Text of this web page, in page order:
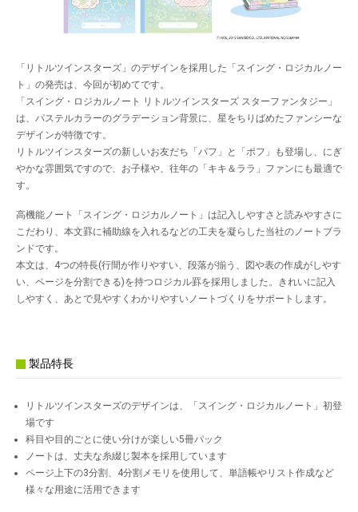
「リトルツインスターズ」のデザインを採用した「スイング・ロジカルノー
ト」の発売は、今回が初めてです。
「スイング・ロジカルノート リトルツインスターズ スターファンタジー」
は、パステルカラーのグラデーション背景に、星をちりばめたファンシーな
デザインが特徴です。
リトルツインスターズの新しいお友だち「パフ」と「ポフ」も登場し、にぎ
やかな雰囲気ですので、お子様や、往年の「キキ＆ララ」ファンにも最適で
す。
高機能ノート「スイング・ロジカルノート」は記入しやすさと読みやすさに
こだわり、本文罫に補助線を入れるなどの工夫を凝らした当社のノートブラ
ンドです。
本文は、4つの特長(行間が作りやすい、段落が揃う、図や表の作成がしやす
い、ページを分割できる)を持つロジカル罫を採用しました。きれいに記入
しやすく、あとで見やすくわかりやすいノートづくりをサポートします。
製品特長
リトルツインスターズのデザインは、「スイング・ロジカルノート」初登
場です
科目や目的ごとに使い分けが楽しい5冊パック
ノートは、丈夫な糸綴じ製本を採用しています
ページ上下の3分割、4分割メモリを使用して、単語帳やリスト作成など
様々な用途に活用できます